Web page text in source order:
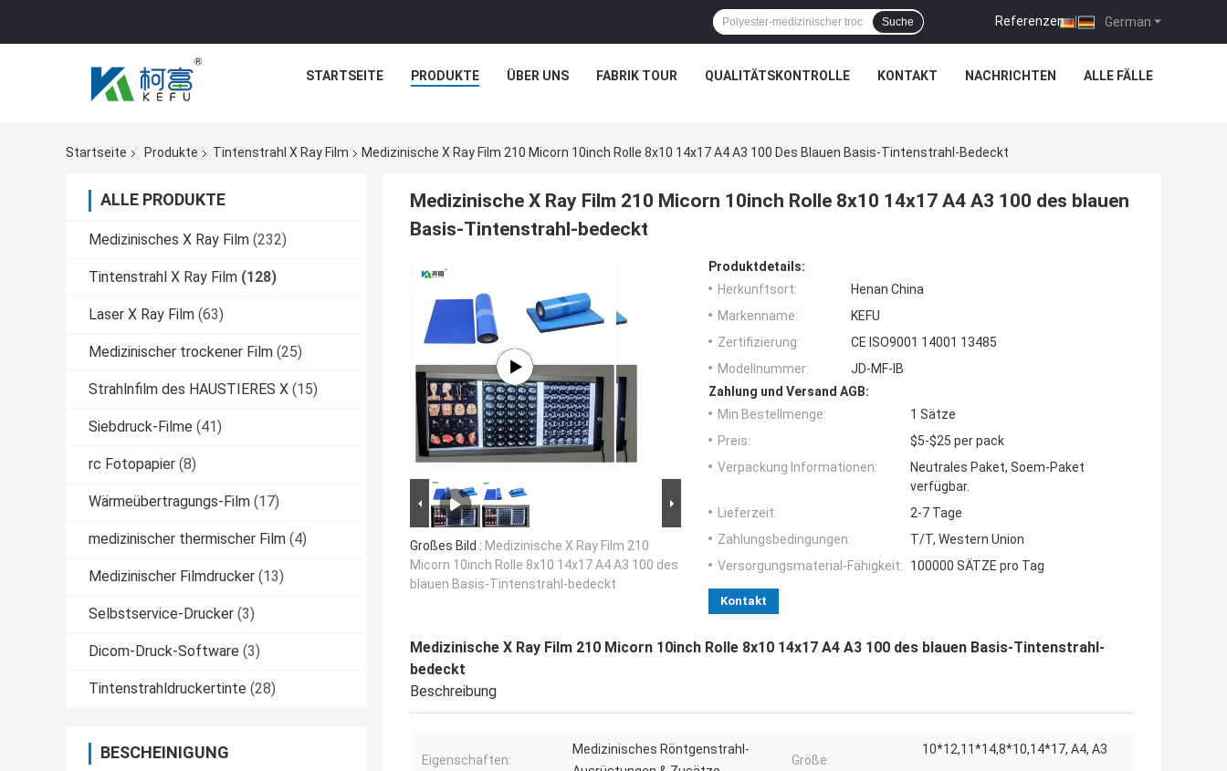
German
Referenzen |
Suche
STARTSEITE PRODUKTE ÜBER UNS FABRIK TOUR QUALITÄTSKONTROLLE KONTAKT NACHRICHTEN ALLE FÄLLE
Startseite Produkte Tintenstrahl X Ray Film Medizinische X Ray Film 210 Micorn 10inch Rolle 8x10 14x17 A4 A3 100 Des Blauen Basis-Tintenstrahl-Bedeckt
ALLE PRODUKTE
Medizinisches X Ray Film (232)
Tintenstrahl X Ray Film (128)
Laser X Ray Film (63)
Medizinischer trockener Film (25)
Strahlnfilm des HAUSTIERES X (15)
Siebdruck-Filme (41)
rc Fotopapier (8)
Wärmeübertragungs-Film (17)
medizinischer thermischer Film (4)
Medizinischer Filmdrucker (13)
Selbstservice-Drucker (3)
Dicom-Druck-Software (3)
Tintenstrahldruckertinte (28)
BESCHEINIGUNG
Medizinische X Ray Film 210 Micorn 10inch Rolle 8x10 14x17 A4 A3 100 des blauen
Basis-Tintenstrahl-bedeckt
Großes Bild : Medizinische X Ray Film 210
Micorn 10inch Rolle 8x10 14x17 A4 A3 100 des
blauen Basis-Tintenstrahl-bedeckt
Produktdetails:
Herkunftsort:
Henan China
Markenname:
KEFU
Zertifizierung:
CE ISO9001 14001 13485
Modellnummer:
JD-MF-IB
Zahlung und Versand AGB:
Min Bestellmenge:
1 Sätze
Preis:
$5-$25 per pack
Verpackung Informationen:
Neutrales Paket, Soem-Paket
verfügbar.
Lieferzeit:
2-7 Tage
Zahlungsbedingungen:
T/T, Western Union
Versorgungsmaterial-Fähigkeit:
100000 SÄTZE pro Tag
Kontakt
Medizinische X Ray Film 210 Micorn 10inch Rolle 8x10 14x17 A4 A3 100 des blauen Basis-Tintenstrahl-
bedeckt
Beschreibung
Eigenschaften:
Medizinisches Röntgenstrahl-
Größe:
10*12,11*14,8*10,14*17, A4, A3